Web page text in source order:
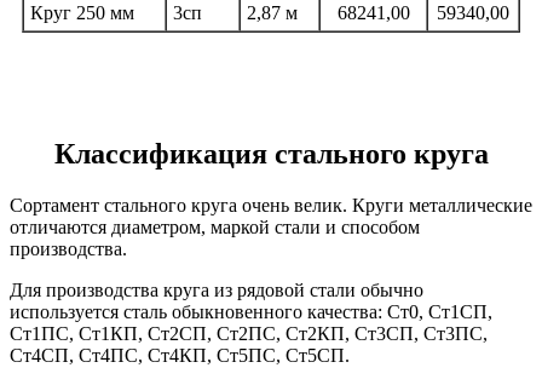
Круг 250 мм
3сп 2,87 м 68241,00 59340,00
Классификация стального круга
Сортамент стального круга очень велик. Круги металлические
отличаются диаметром, маркой стали и способом
производства.
Для производства круга из рядовой стали обычно
используется сталь обыкновенного качества: Ст0, Ст1СП,
Ст1ПС, Ст1КП, Ст2СП, Ст2ПС, Ст2КП, Ст3СП, Ст3ПС,
Ст4СП, Ст4ПС, Ст4КП, Ст5ПС, Ст5СП.